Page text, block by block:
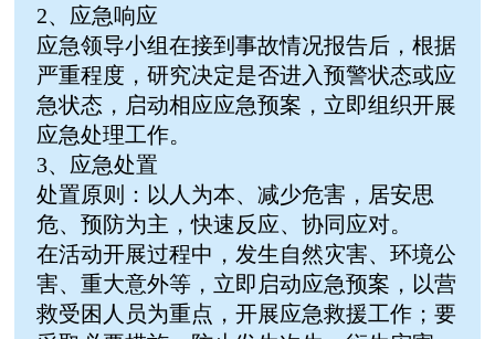
2、应急响应
应急领导小组在接到事故情况报告后，根据
严重程度，研究决定是否进入预警状态或应
急状态，启动相应应急预案，立即组织开展
应急处理工作。
3、应急处置
处置原则：以人为本、减少危害，居安思
危、预防为主，快速反应、协同应对。
在活动开展过程中，发生自然灾害、环境公
害、重大意外等，立即启动应急预案，以营
救受困人员为重点，开展应急救援工作；要